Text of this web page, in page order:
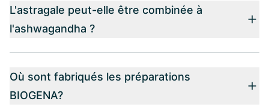
L'astragale peut-elle être combinée à
l'ashwagandha ?
Où sont fabriqués les préparations
BIOGENA?